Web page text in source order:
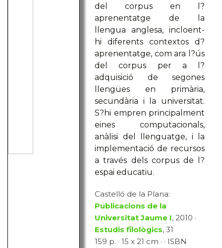
del corpus en l?
aprenentatge de la
llengua anglesa, incloent-
hi diferents contextos d?
aprenentatge, com ara l?ús
del corpus per a l?
adquisició de segones
llengües en primària,
secundària i la universitat.
S?hi empren principalment
eines computacionals,
anàlisi del llenguatge, i la
implementació de recursos
a través dels corpus de l?
espai educatiu.
Castelló de la Plana:
Publicacions de la
Universitat Jaume I, 2010 ·
Estudis filològics, 31
159 p. · 15 x 21 cm · · ISBN